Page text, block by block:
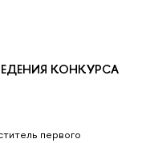
КОНКУРСА
первого